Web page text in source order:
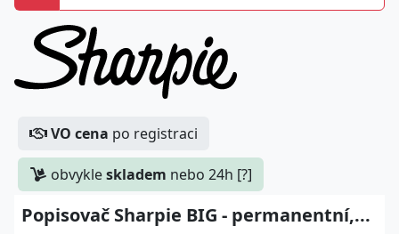
VO cena po registraci
obvykleskladem nebo 24h [?]
Popisovač Sharpie BIG - permanentní,...